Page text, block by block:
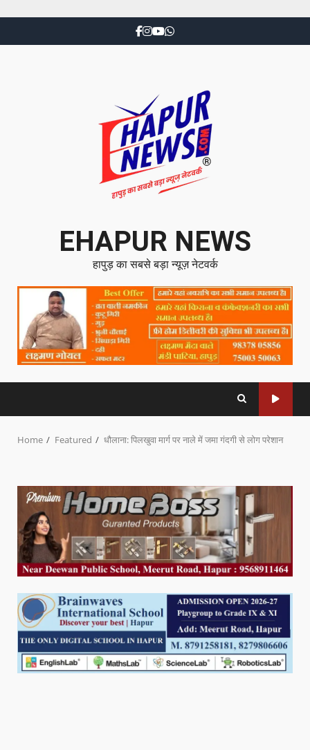
EHAPUR NEWS
हापुड़ का सबसे बड़ा न्यूज़ नेटवर्क
Home Featured धौलाना: पिलखुवा मार्ग पर नाले में जमा गंदगी से लोग परेशान